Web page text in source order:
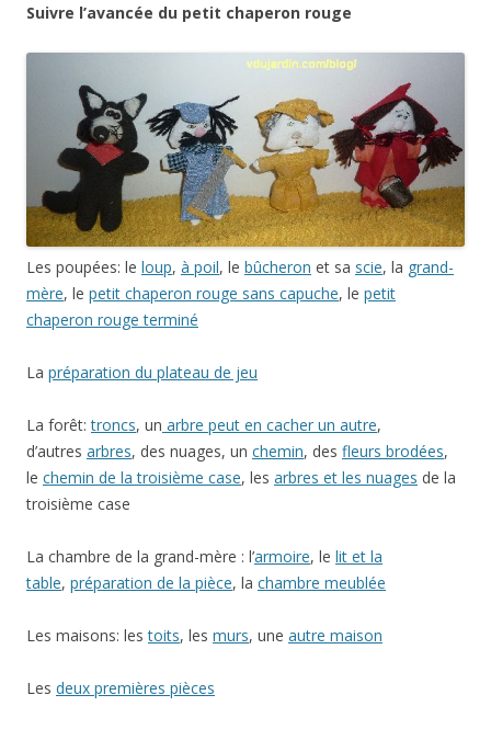
Suivre l’avancée du petit chaperon rouge
Les poupées: le loup, à poil, le bûcheron et sa scie, la grand-
mère, le petit chaperon rouge sans capuche, le petit
chaperon rouge terminé
La préparation du plateau de jeu
La forêt:troncs, un arbre peut en cacher un autre,
d’autres arbres, des nuages, un chemin, des fleurs brodées,
le chemin de la troisième case, les arbres et les nuages de la
troisième case
La chambre de la grand-mère : l’armoire, le lit et la
table, préparation de la pièce, la chambre meublée
Les maisons: lestoits, les murs, une autre maison
Les deux premières pièces